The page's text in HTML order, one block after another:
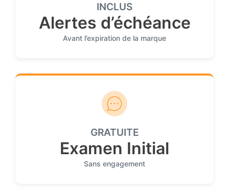
INCLUS
Alertes d’échéance
Avant l’expiration de la marque
GRATUITE
Examen Initial
Sans engagement